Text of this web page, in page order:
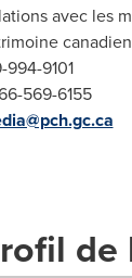
avec les
canadien
994-9101
569-6155